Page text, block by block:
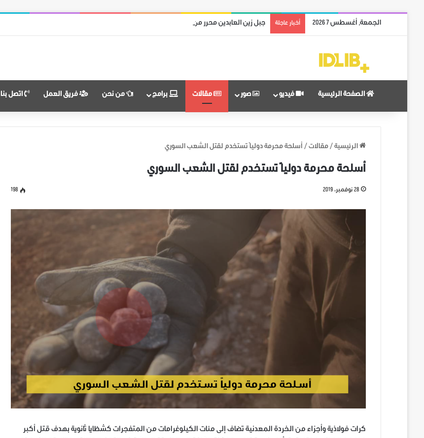
الجمعة, أغسطس 7 2026 أخبار عاجلة جبل زين العابدين محرر من قوات النظام وميليشياته
الصفحة الرئيسية فيديو صور مقالات برامج من نحن فريق العمل اتصل بنا
الرئيسية / مقالات / أسلحة محرمة دولياً تستخدم لقتل الشعب السوري
أسلحة محرمة دولياً تستخدم لقتل الشعب السوري
28 نوفمبر، 2019 198
كرات فولاذية وأجزاء من الخردة المعدنية تضاف إلى مئات الكيلوغرامات من المتفجرات كشظايا ثانوية بهدف قتل أكبر